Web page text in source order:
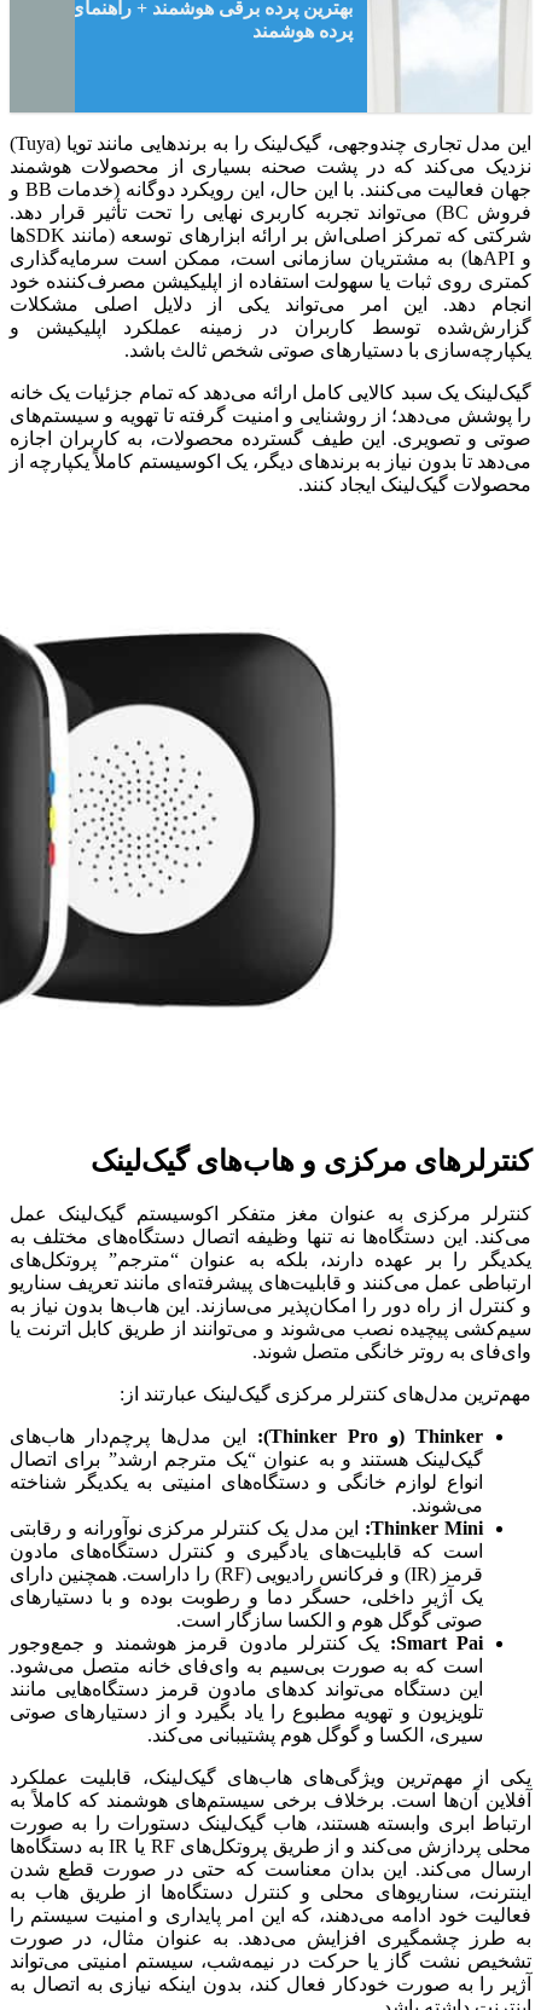
بهترین پرده برقی هوشمند + راهنمای انواع
پرده هوشمند
این مدل تجاری چندوجهی، گیک‌لینک را به برندهایی مانند تویا (Tuya)
نزدیک می‌کند که در پشت صحنه بسیاری از محصولات هوشمند
جهان فعالیت می‌کنند. با این حال، این رویکرد دوگانه (خدمات BB و
فروش BC) می‌تواند تجربه کاربری نهایی را تحت تأثیر قرار دهد.
شرکتی که تمرکز اصلی‌اش بر ارائه ابزارهای توسعه (مانند SDKها
و APIها) به مشتریان سازمانی است، ممکن است سرمایه‌گذاری
کمتری روی ثبات یا سهولت استفاده از اپلیکیشن مصرف‌کننده خود
انجام دهد. این امر می‌تواند یکی از دلایل اصلی مشکلات
گزارش‌شده توسط کاربران در زمینه عملکرد اپلیکیشن و
یکپارچه‌سازی با دستیارهای صوتی شخص ثالث باشد.
گیک‌لینک یک سبد کالایی کامل ارائه می‌دهد که تمام جزئیات یک خانه
را پوشش می‌دهد؛ از روشنایی و امنیت گرفته تا تهویه و سیستم‌های
صوتی و تصویری. این طیف گسترده محصولات، به کاربران اجازه
می‌دهد تا بدون نیاز به برندهای دیگر، یک اکوسیستم کاملاً یکپارچه از
محصولات گیک‌لینک ایجاد کنند.
کنترلرهای مرکزی و هاب‌های گیک‌لینک
کنترلر مرکزی به عنوان مغز متفکر اکوسیستم گیک‌لینک عمل
می‌کند. این دستگاه‌ها نه تنها وظیفه اتصال دستگاه‌های مختلف به
یکدیگر را بر عهده دارند، بلکه به عنوان “مترجم” پروتکل‌های
ارتباطی عمل می‌کنند و قابلیت‌های پیشرفته‌ای مانند تعریف سناریو
و کنترل از راه دور را امکان‌پذیر می‌سازند. این هاب‌ها بدون نیاز به
سیم‌کشی پیچیده نصب می‌شوند و می‌توانند از طریق کابل اترنت یا
وای‌فای به روتر خانگی متصل شوند.
مهم‌ترین مدل‌های کنترلر مرکزی گیک‌لینک عبارتند از:
Thinker (و Thinker Pro):
این مدل‌ها پرچم‌دار هاب‌های
گیک‌لینک هستند و به عنوان “یک مترجم ارشد” برای اتصال
انواع لوازم خانگی و دستگاه‌های امنیتی به یکدیگر شناخته
می‌شوند.
Thinker Mini:
این مدل یک کنترلر مرکزی نوآورانه و رقابتی
است که قابلیت‌های یادگیری و کنترل دستگاه‌های مادون
قرمز (IR) و فرکانس رادیویی (RF) را داراست. همچنین دارای
یک آژیر داخلی، حسگر دما و رطوبت بوده و با دستیارهای
صوتی گوگل هوم و الکسا سازگار است.
Smart Pai:
یک کنترلر مادون قرمز هوشمند و جمع‌وجور
است که به صورت بی‌سیم به وای‌فای خانه متصل می‌شود.
این دستگاه می‌تواند کدهای مادون قرمز دستگاه‌هایی مانند
تلویزیون و تهویه مطبوع را یاد بگیرد و از دستیارهای صوتی
سیری، الکسا و گوگل هوم پشتیبانی می‌کند.
یکی از مهم‌ترین ویژگی‌های هاب‌های گیک‌لینک، قابلیت عملکرد
آفلاین آن‌ها است. برخلاف برخی سیستم‌های هوشمند که کاملاً به
ارتباط ابری وابسته هستند، هاب گیک‌لینک دستورات را به صورت
محلی پردازش می‌کند و از طریق پروتکل‌های RF یا IR به دستگاه‌ها
ارسال می‌کند. این بدان معناست که حتی در صورت قطع شدن
اینترنت، سناریوهای محلی و کنترل دستگاه‌ها از طریق هاب به
فعالیت خود ادامه می‌دهند، که این امر پایداری و امنیت سیستم را
به طرز چشمگیری افزایش می‌دهد. به عنوان مثال، در صورت
تشخیص نشت گاز یا حرکت در نیمه‌شب، سیستم امنیتی می‌تواند
آژیر را به صورت خودکار فعال کند، بدون اینکه نیازی به اتصال به